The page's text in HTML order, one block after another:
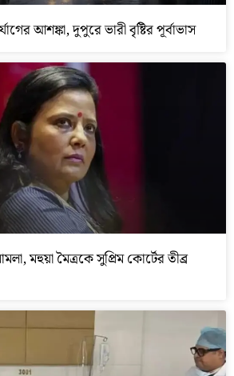
আশঙ্কা, দুপুরে ভারী বৃষ্টির পূর্বাভাস
মহুয়া মৈত্রকে সুপ্রিম কোর্টের তীব্র